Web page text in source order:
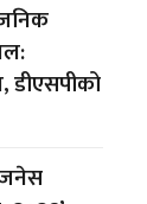
डीएसपीको